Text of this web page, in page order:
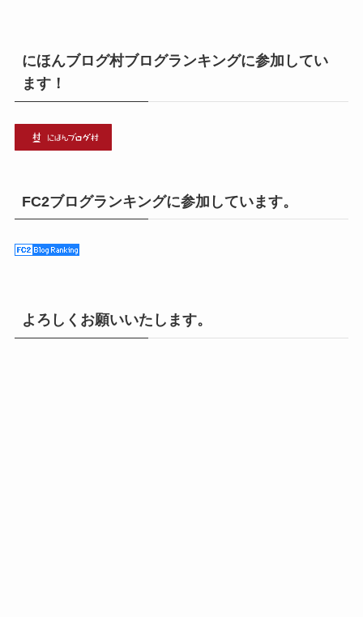
にほんブログ村ブログランキングに参加してい
ます！
FC2ブログランキングに参加しています。
よろしくお願いいたします。